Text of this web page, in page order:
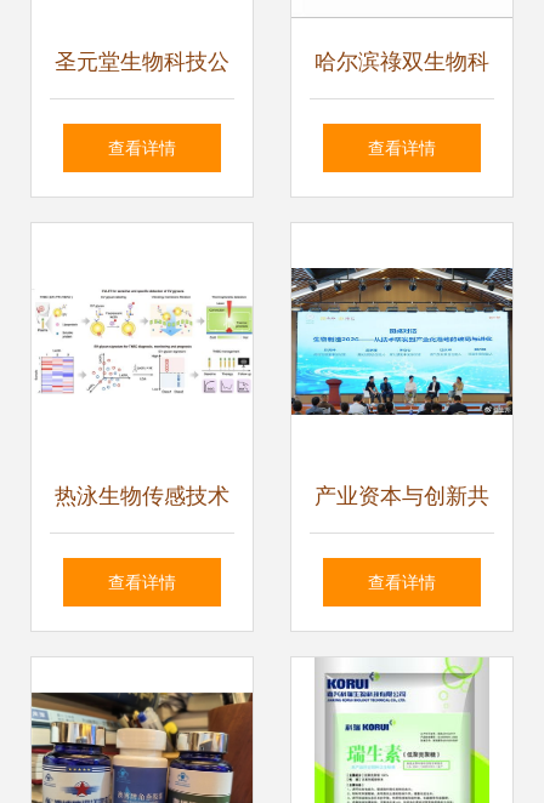
圣元堂生物科技公
司技术人员深入乡
查看详情
哈尔滨祿双生物科
技 引领生物技术开
查看详情
热泳生物传感技术
癌症管理的新突破
查看详情
产业资本与创新共
振 生物制造机构日
方协作新范式
查看详情